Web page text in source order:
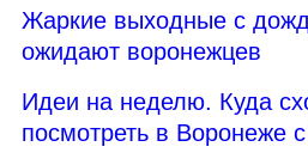
Жаркие выходные с
ожидают воронежцев
Идеи на неделю. Куда
посмотреть в Воронеже